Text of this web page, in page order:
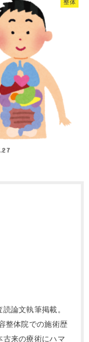
整体
論文執筆掲載。
整体院での施術歴
古来の療術にハマ